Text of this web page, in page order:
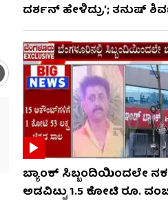
ದರ್ಶನ್ ಹೇಳಿದ್ರು’; ತನುಷ್
ಬ್ಯಾಂಕ್ ಸಿಬ್ಬಂದಿಯಿಂದಲೇ
ಅಡವಿಟ್ಟು 1.5 ಕೋಟಿ ರೂ.